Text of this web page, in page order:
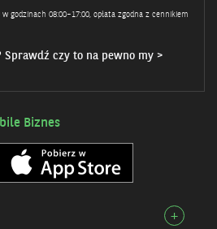
godzinach 08:00–17:00, opłata zgodna z cennikiem
Sprawdź czy to na pewno my >
Biznes
+